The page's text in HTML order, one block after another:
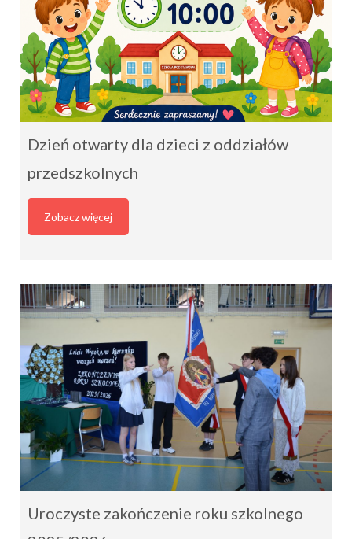
Dzień otwarty dla dzieci z oddziałów
przedszkolnych
Zobacz więcej
Uroczyste zakończenie roku szkolnego